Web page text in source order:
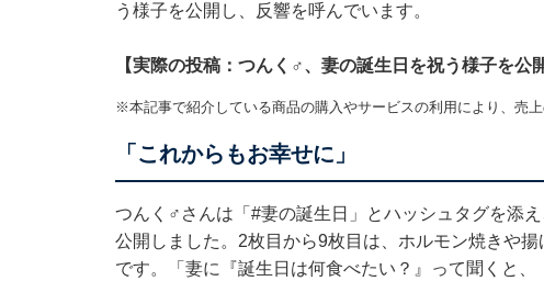
う様子を公開し、反響を呼んでいます。
【実際の投稿：つんく♂、妻の誕生日を祝う様子を公開
※本記事で紹介している商品の購入やサービスの利用により、売
「これからもお幸せに」
つんく♂さんは「#妻の誕生日」とハッシュタグを添
公開しました。2枚目から9枚目は、ホルモン焼きや
です。「妻に『誕生日は何食べたい？』って聞くと